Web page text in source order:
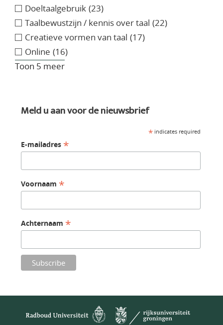
Doeltaalgebruik (23)
Taalbewustzijn / kennis over taal (22)
Creatieve vormen van taal (17)
Online (16)
Toon 5 meer
Meld u aan voor de nieuwsbrief
*indicates required
E-mailadres *
Voornaam *
Achternaam *